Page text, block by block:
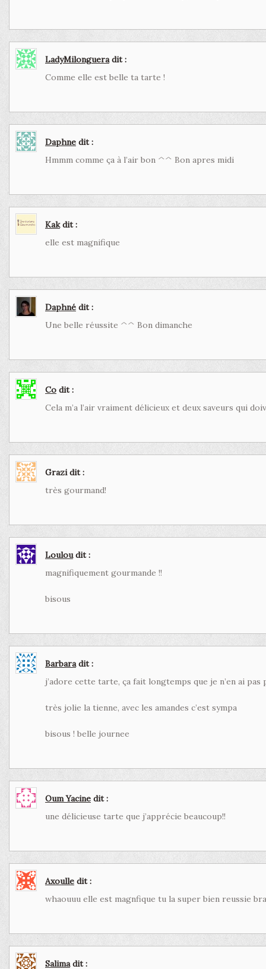
LadyMilonguera dit :
Comme elle est belle ta tarte !
Daphne dit :
Hmmm comme ça à l’air bon ^^ Bon apres midi
Kak dit :
elle est magnifique
Daphné dit :
Une belle réussite ^^ Bon dimanche
Co dit :
Cela m’a l’air vraiment délicieux et deux saveurs qui
Grazi dit :
très gourmand!
Loulou dit :
magnifiquement gourmande !!
bisous
Barbara dit :
j’adore cette tarte, ça fait longtemps que je n’en ai pas
très jolie la tienne, avec les amandes c’est sympa
bisous ! belle journee
Oum Yacine dit :
une délicieuse tarte que j’apprécie beaucoup!!
Axoulle dit :
whaouuu elle est magnfique tu la super bien reussie
Salima dit :